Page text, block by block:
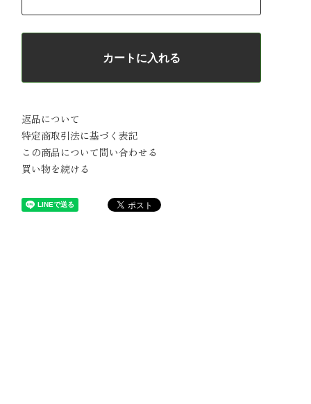
カートに入れる
返品について
特定商取引法に基づく表記
この商品について問い合わせる
買い物を続ける